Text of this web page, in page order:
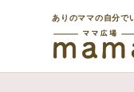
ありのママの自分で